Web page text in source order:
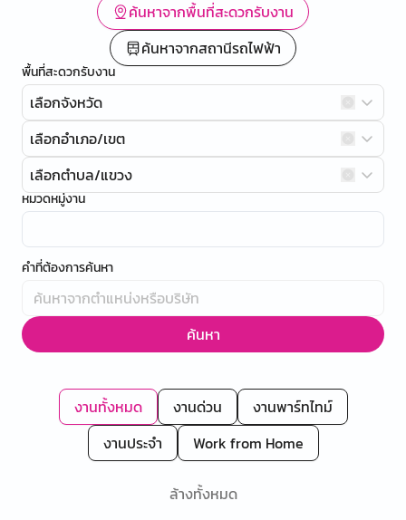
ค้นหาจากพื้นที่สะดวกรับงาน
ค้นหาจากสถานีรถไฟฟ้า
พื้นที่สะดวกรับงาน
เลือกจังหวัด
เลือกอำเภอ/เขต
เลือกตำบล/แขวง
หมวดหมู่งาน
คำที่ต้องการค้นหา
ค้นหา
งานทั้งหมด งานด่วน
งานพาร์ทไทม์
งานประจำ
Work from Home
ล้างทั้งหมด